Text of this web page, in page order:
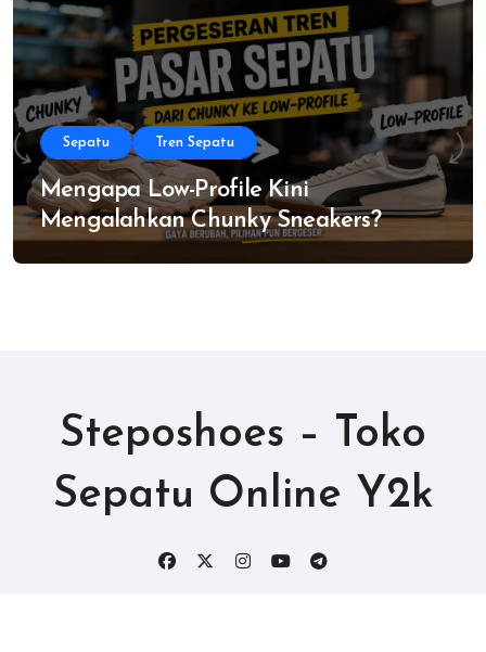
Sepatu Tren Sepatu
Mengapa Low-Profile Kini
Mengalahkan Chunky Sneakers?
Steposhoes – Toko
Sepatu Online Y2k